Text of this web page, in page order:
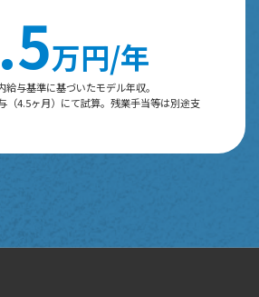
.5万円/年
与基準に基づいたモデル年収。
（4.5ヶ月）にて試算。残業手当等は別途支